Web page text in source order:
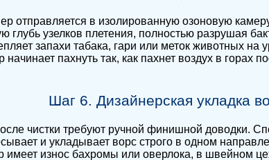
отправляется в изолированную озоновую
глубь узелков плетения, полностью разрушая
запахи табака, гари или меток животных
пахнуть так, как пахнет воздух в горах
Шаг 6. Дизайнерская укладка
чистки требуют ручной финишной доводки.
и укладывает ворс строго в одном
имеет износ бахромы или оверлока, в швейном